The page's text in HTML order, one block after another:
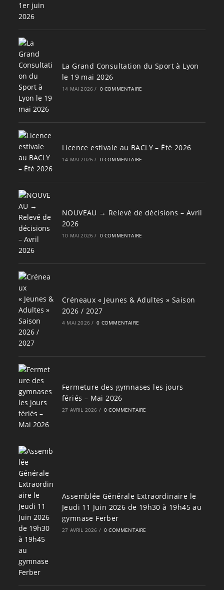
La Grand Consultation du Sport à Lyon
le 19 mai 2026
14 MAI 2026 / 0 COMMENTAIRE
Licence estivale au BACLY – Été 2026
14 MAI 2026 / 0 COMMENTAIRE
NOUVEAU → Relevé de décisions – Avril
2026
10 MAI 2026 / 0 COMMENTAIRE
Créneaux « Jeunes & Adultes » Saison
2026 / 2027
4 MAI 2026 / 0 COMMENTAIRE
Fermeture des gymnases les jours
fériés – Mai 2026
27 AVRIL 2026 / 0 COMMENTAIRE
Assemblée Générale Extraordinaire le
Jeudi 11 Juin 2026 de 19h30 à 19h45 au
gymnase Ferber
27 AVRIL 2026 / 0 COMMENTAIRE